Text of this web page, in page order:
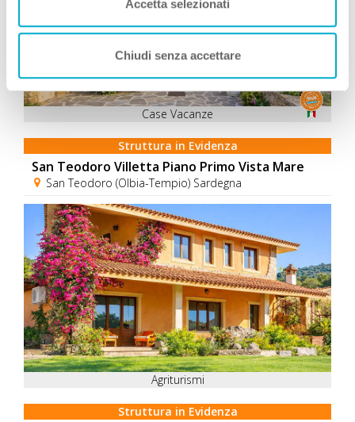
Accetta selezionati
Chiudi senza accettare
Case Vacanze
Struttura in Evidenza
San Teodoro Villetta Piano Primo Vista Mare
San Teodoro (Olbia-Tempio) Sardegna
Agriturismi
Struttura in Evidenza